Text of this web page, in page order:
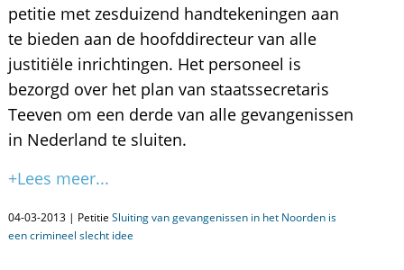
petitie met zesduizend handtekeningen aan
te bieden aan de hoofddirecteur van alle
justitiële inrichtingen. Het personeel is
bezorgd over het plan van staatssecretaris
Teeven om een derde van alle gevangenissen
in Nederland te sluiten.
+Lees meer...
04-03-2013 | Petitie Sluiting van gevangenissen in het Noorden is
een crimineel slecht idee